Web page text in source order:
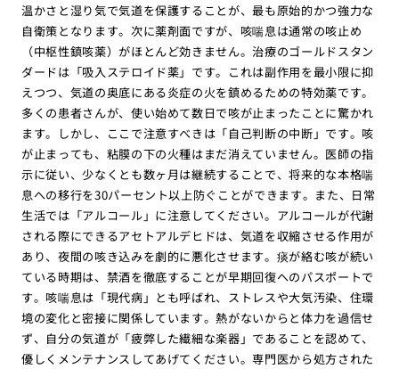
温かさと湿り気で気道を保護することが、最も原始的かつ強力な
自衛策となります。次に薬剤面ですが、咳喘息は通常の咳止め
（中枢性鎮咳薬）がほとんど効きません。治療のゴールドスタン
ダードは「吸入ステロイド薬」です。これは副作用を最小限に抑
えつつ、気道の奥底にある炎症の火を鎮めるための特効薬です。
多くの患者さんが、使い始めて数日で咳が止まったことに驚かれ
ます。しかし、ここで注意すべきは「自己判断の中断」です。咳
が止まっても、粘膜の下の火種はまだ消えていません。医師の指
示に従い、少なくとも数ヶ月は継続することで、将来的な本格喘
息への移行を30パーセント以上防ぐことができます。また、日常
生活では「アルコール」に注意してください。アルコールが代謝
される際にできるアセトアルデヒドは、気道を収縮させる作用が
あり、夜間の咳き込みを劇的に悪化させます。痰が絡む咳が続い
ている時期は、禁酒を徹底することが早期回復へのパスポートで
す。咳喘息は「現代病」とも呼ばれ、ストレスや大気汚染、住環
境の変化と密接に関係しています。熱がないからと体力を過信せ
ず、自分の気道が「疲弊した繊細な楽器」であることを認めて、
優しくメンテナンスしてあげてください。専門医から処方された